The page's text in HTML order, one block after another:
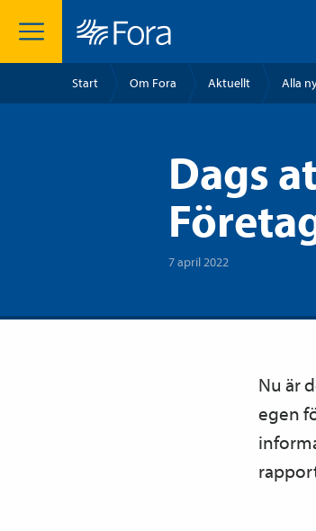
Start Om Fora Aktuellt Alla
Dags
7 april 2022
Nu är
egen